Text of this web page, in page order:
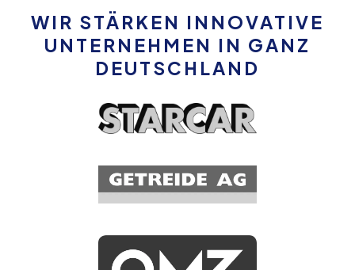
WIR STÄRKEN INNOVATIVE
UNTERNEHMEN IN GANZ
DEUTSCHLAND